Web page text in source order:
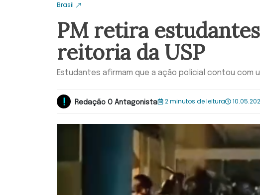
Brasil
PM retira
reitoria da USP
Estudantes afirmam que a ação policial contou
Redação O Antagonista 2 minutos de leitura